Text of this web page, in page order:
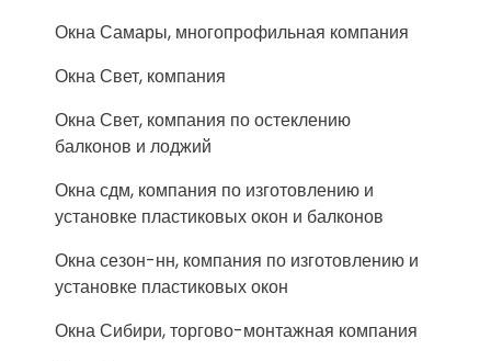
Окна Самары, многопрофильная компания
Окна Свет, компания
Окна Свет, компания по остеклению
балконов и лоджий
Окна сдм, компания по изготовлению и
установке пластиковых окон и балконов
Окна сезон-нн, компания по изготовлению и
установке пластиковых окон
Окна Сибири, торгово-монтажная компания